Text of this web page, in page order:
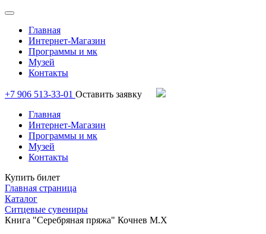
Главная
Интернет-Магазин
Программы и мк
Музей
Контакты
+7 906 513-33-01 Оставить заявку
Главная
Интернет-Магазин
Программы и мк
Музей
Контакты
Купить билет
Главная страница
Каталог
Ситцевые сувениры
Книга "Серебряная пряжа" Кочнев М.Х